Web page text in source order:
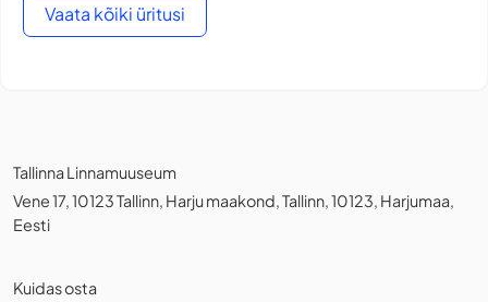
Vaata kõiki üritusi
Tallinna Linnamuuseum
Vene 17, 10123 Tallinn, Harju maakond, Tallinn, 10123, Harjumaa,
Eesti
Kuidas osta